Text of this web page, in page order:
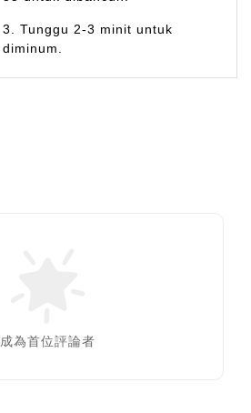
3. Tunggu 2-3 minit untuk
diminum.
成為首位評論者